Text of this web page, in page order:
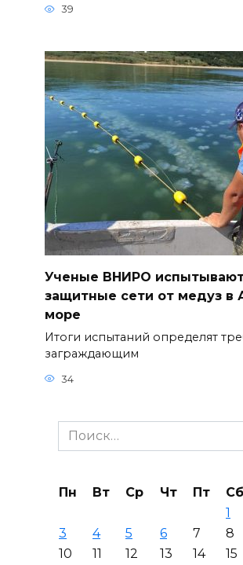
39
Ученые ВНИРО
защитные сети от медуз в
море
Итоги испытаний определят
заграждающим
34
Search
for:
Пн Вт Ср Чт Пт Сб
1
3
4 5 6 7 8
10
11 12 13 14 15